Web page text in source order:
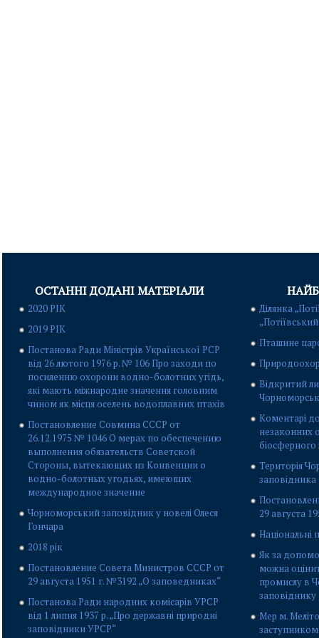
ОСТАННІ ДОДАНІ МАТЕРІАЛИ
2020 РІК
2019 РІК
Постанова Ради Міністрів Української РСР
від 26 лютого 1976 р. № 106 Про заходи по
посиленню охорони водно-болотних угідь,
які мають міжнародне значення головним
чином як місця оселень водоплавних птахів
Постановление Совмина СССР от
26.12.1975 № 1046 О мерах по обеспечению
выполнения обязательств Советской
Стороны, вытекающих из Конвенции о
водно-болотных угодьях, имеющих
международное значение
Чорноморський заповідник у новелі Олеся
Гончара
2018 рік
Постановление Совета Министров СССР от
29 августа 1951 г. №3192 „О заповедниках“
Постанова Ради народних комісарів УРСР
від 1 липня 1937 р. „Про державні природні
заповідники УРСР“
Ділянка
Пташине
Відкритий
Коментарі
незаконних
Територія
заповідника
29 августа
Національні
Як за
можна
промислу в
заповіднику
Мер м.